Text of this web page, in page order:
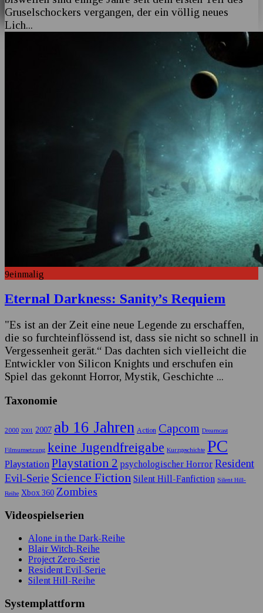
Gruselschockers vergangen, der ein völlig neues
Lich...
9einmalig
Eternal Darkness: Sanity’s Requiem
"Es ist an der Zeit eine neue Legende zu erschaffen,
die so furchteinflössend ist, dass sie nicht so schnell in
Vergessenheit gerät.“ Das dachten sich vielleicht die
Entwickler von Silicon Knights und erschufen ein
Spiel das gekonnt Horror, Mystik, Geschichte ...
Taxonomie
2000 2001 2007 ab 16 Jahren Action Capcom Dreamcast
Filmumsetzung keine Jugendfreigabe Kurzgeschichte PC
Playstation Playstation 2 psychologischer Horror Resident
Evil-Serie Science Fiction Silent Hill-Fanfiction Silent Hill-
Reihe Xbox 360 Zombies
Videospielserien
Alone in the Dark-Reihe
Blair Witch-Reihe
Project Zero-Serie
Resident Evil-Serie
Silent Hill-Reihe
Systemplattform